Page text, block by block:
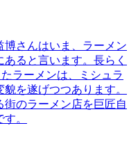
博さんはいま、ラーメン
ると言います。長らく
ラーメンは、ミシュラ
を遂げつつあります。
のラーメン店を巨匠自
。